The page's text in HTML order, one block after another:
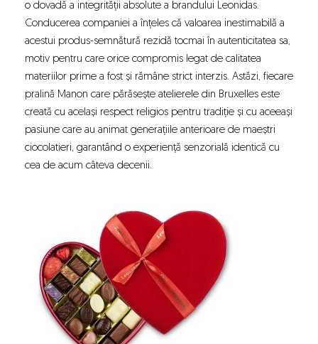
o dovadă a integrității absolute a brandului Leonidas.
Conducerea companiei a înțeles că valoarea inestimabilă a
acestui produs-semnătură rezidă tocmai în autenticitatea sa,
motiv pentru care orice compromis legat de calitatea
materiilor prime a fost și rămâne strict interzis. Astăzi, fiecare
pralină Manon care părăsește atelierele din Bruxelles este
creată cu același respect religios pentru tradiție și cu aceeași
pasiune care au animat generațiile anterioare de maeștri
ciocolatieri, garantând o experiență senzorială identică cu
cea de acum câteva decenii.